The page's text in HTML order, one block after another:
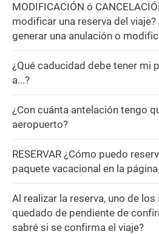
MODIFICACIÓN ó
modificar una reserva del
generar una anulación o
¿Qué caducidad debe tener mi
a...?
¿Con cuánta antelación tengo
aeropuerto?
RESERVAR ¿Cómo puedo
paquete vacacional en la
Al realizar la reserva, uno de
quedado de pendiente de
sabré si se confirma el viaje?